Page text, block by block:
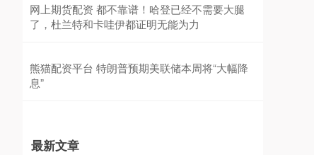
网上期货配资 都不靠谱！哈登已经不需要大腿
了，杜兰特和卡哇伊都证明无能为力
熊猫配资平台 特朗普预期美联储本周将“大幅降
息”
最新文章